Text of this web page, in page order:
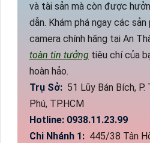
và tài sản mà còn được
dẫn. Khám phá ngay các
camera chính hãng tại An
toàn tin tưởng tiêu chí của
hoàn hảo.
Trụ Sở: 51 Lũy Bán Bích, P.
Phú, TP.HCM
Hotline: 0938.11.23.99
Chi Nhánh 1: 445/38 Tân